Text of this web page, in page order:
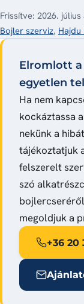
Frissítve: 2026. július
Bojler szerviz,
Elromlott a
egyetlen
Ha nem
kockáztassa
nekünk a
tájékoztatjuk
felszerelt
szó
megoldjuk a
+36 20